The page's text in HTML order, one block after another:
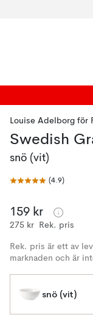
Louise Adelborg för
Swedish
snö (vit)
(4.9)
159 kr
275 kr Rek. pris
Rek. pris är ett av
marknaden och är
snö (vit)